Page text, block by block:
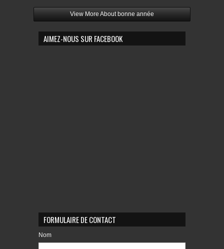
View More About bonne année
AIMEZ-NOUS SUR FACEBOOK
FORMULAIRE DE CONTACT
Nom